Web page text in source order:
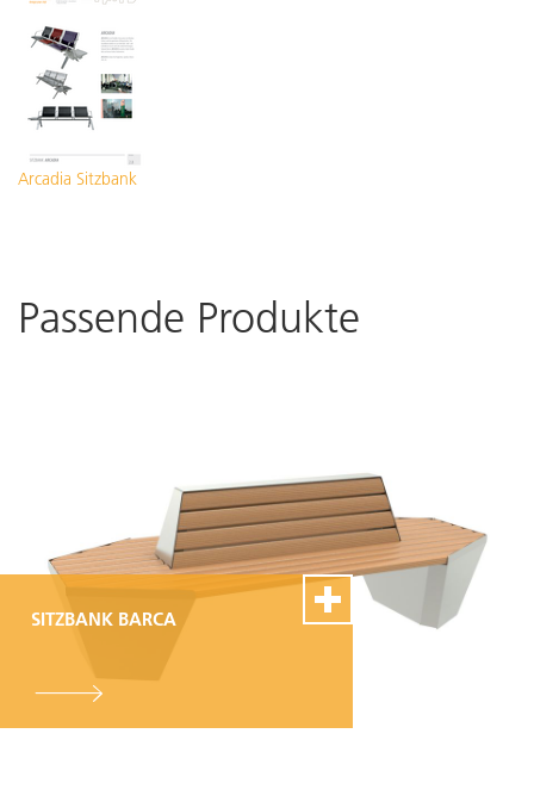
Arcadia Sitzbank
Passende Produkte
SITZBANK BARCA
Individualisierbar
Top- Montage- und